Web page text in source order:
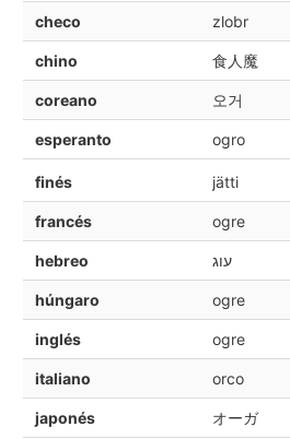
checo zlobr
chino 食人魔
coreano 오거
esperanto ogro
finés jätti
francés ogre
hebreo עוג
húngaro ogre
inglés ogre
italiano orco
japonés オーガ